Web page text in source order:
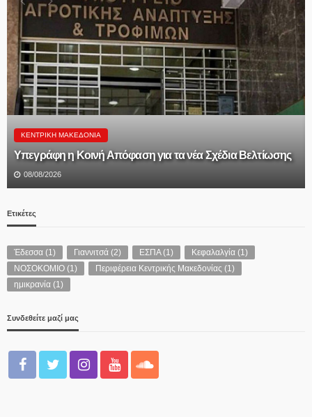
ΠΟΛΙΤΙΚΉ
Θεοδώρα Τζάκρη: «Ανεμογεννήτρια χωρίς υπόγεια
διασύνδεση σημαίνει πυρκαγιά- Πρωτοφανής αμέλεια
κυβέρνησης και ιδιωτικού ΔΕΔΔΗΕ για την υπογειοποίηση
των καλωδίων- Χάθηκαν τα κονδύλια»
08/08/2026
Ετικέτες
Έδεσσα (1) Γιαννιτσά (2) ΕΣΠΑ(1) Κεφαλαλγία (1)
ΝΟΣΟΚΟΜΙΟ (1) Περιφέρεια Κεντρικής Μακεδονίας (1)
ημικρανία (1)
Συνδεθείτε μαζί μας